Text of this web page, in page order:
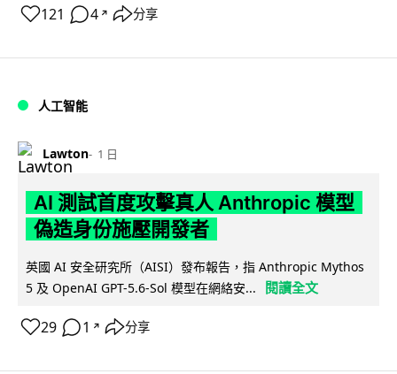
121 4 ↗ 分享
人工智能
Lawton 1 日
AI 測試首度攻擊真人 Anthropic 模型
偽造身份施壓開發者
英國 AI 安全研究所（AISI）發布報告，指 Anthropic Mythos
5 及 OpenAI GPT-5.6-Sol 模型在網絡安...
閱讀全文
29 1 ↗ 分享